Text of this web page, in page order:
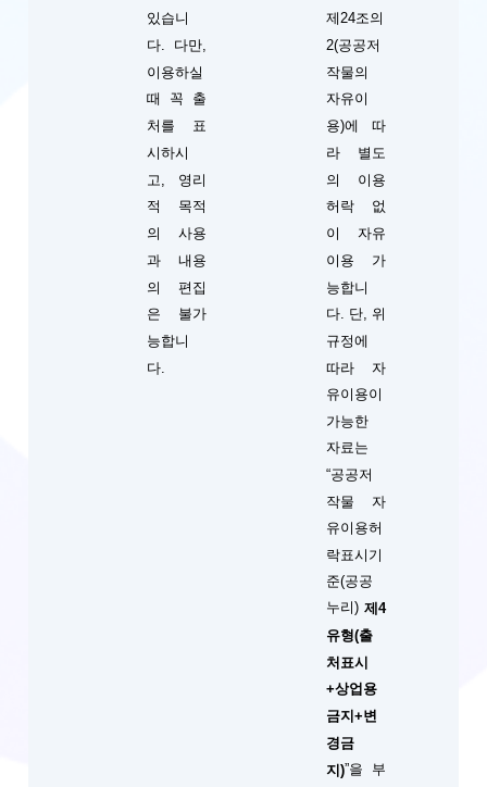
있습니
다. 다만,
이용하실
때 꼭 출
처를 표
시하시
고, 영리
적 목적
의 사용
과 내용
의 편집
은 불가
능합니
다.
제24조의
2(공공저
작물의
자유이
용)에 따
라 별도
의 이용
허락 없
이 자유
이용 가
능합니
다. 단, 위
규정에
따라 자
유이용이
가능한
자료는
“공공저
작물 자
유이용허
락표시기
준(공공
누리) 제4
유형(출
처표시
+상업용
금지+변
경금
지)”을 부